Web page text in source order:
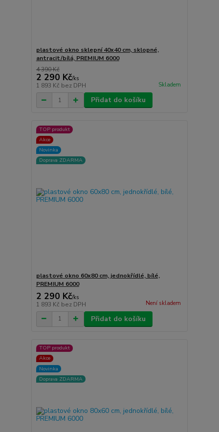
plastové okno sklepní 40x40 cm, sklopné,
antracit/bílá, PREMIUM 6000
4 390 Kč
2 290 Kč/ks
1 893 Kč bez DPH Skladem
Přidat do košíku
TOP produkt
Akce
Novinka
Doprava ZDARMA
plastové okno 60x80 cm, jednokřídlé, bílé,
PREMIUM 6000
2 290 Kč/ks
1 893 Kč bez DPH Není skladem
Přidat do košíku
TOP produkt
Akce
Novinka
Doprava ZDARMA